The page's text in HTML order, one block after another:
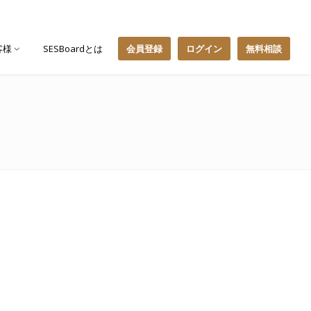
様 SESBoardとは 会員登録 ログイン 無料相談